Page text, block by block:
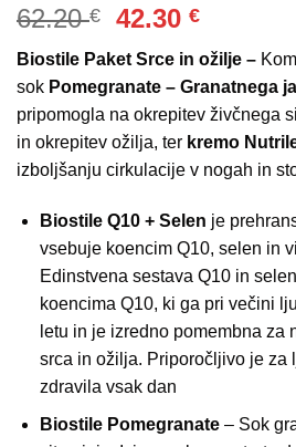
5od 5 na
podlagi
ocene
stranke
62.20€
Izvirna
je
bila:
62.20 €.
42.30€Trenutna
cena
je:
42.30 €.
Biostile Paket Srce in ožilje –
sok Pomegranate – Granatnega
pripomogla na okrepitev živčnega
in okrepitev ožilja, ter kremo
izboljšanju cirkulacije v nogah in
Biostile Q10 + Selen je
vsebuje koencim Q10, selen in
Edinstvena sestava Q10 in
koencima Q10, ki ga pri večini
letu in je izredno pomembna za
srca in ožilja. Priporočljivo je za
zdravila vsak dan
Biostile Pomegranate– Sok